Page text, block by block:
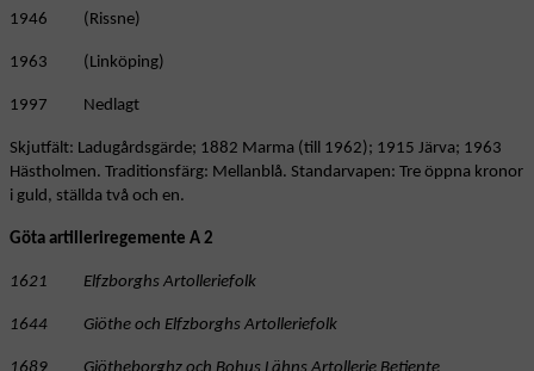
1946 (Rissne)
1963 (Linköping)
1997 Nedlagt
Skjutfält: Ladugårdsgärde; 1882 Marma (till 1962); 1915 Järva; 1963
Hästholmen. Traditionsfärg: Mellanblå. Standarvapen: Tre öppna kronor
i guld, ställda två och en.
Göta artilleriregemente A 2
1621 Elfzborghs Artolleriefolk
1644 Giöthe och Elfzborghs Artolleriefolk